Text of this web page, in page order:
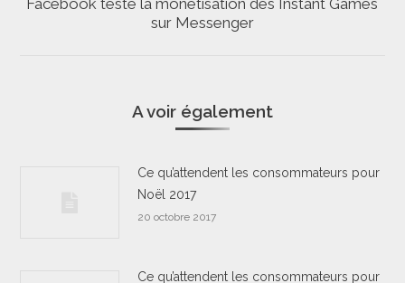
Onglet
suivant
Facebook teste la monétisation des Instant Games
sur Messenger
A voir également
Ce qu’attendent les consommateurs pour
Noël 2017
20 octobre 2017
Ce qu’attendent les consommateurs pour